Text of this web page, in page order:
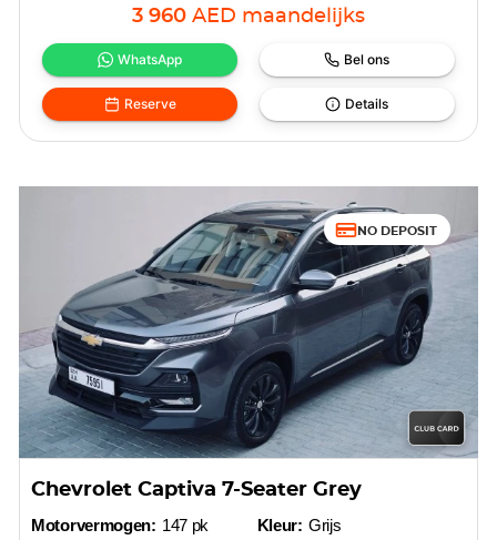
3 960 AED maandelijks
WhatsApp Bel ons
Reserve Details
NO DEPOSIT
Chevrolet Captiva 7-Seater Grey
Motorvermogen: 147 pk
Kleur: Grijs